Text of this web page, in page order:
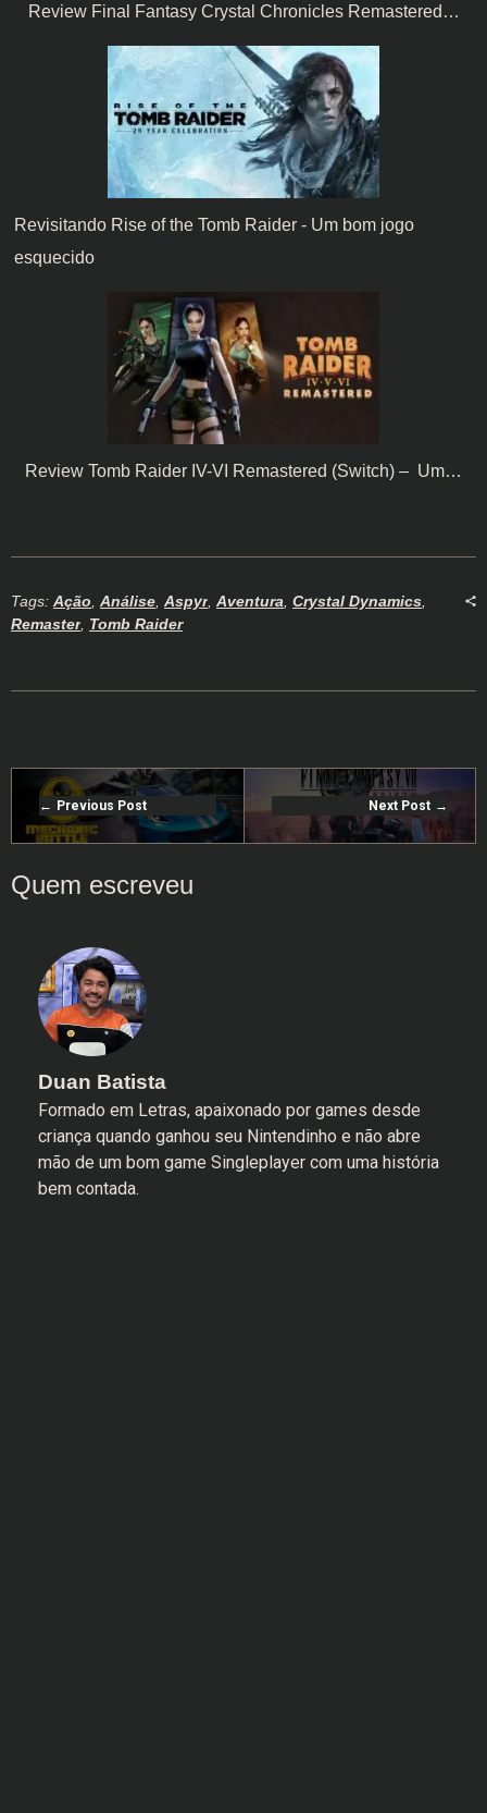
Review Final Fantasy Crystal Chronicles Remastered…
Revisitando Rise of the Tomb Raider - Um bom jogo
esquecido
Review Tomb Raider IV-VI Remastered (Switch) – Um…
Tags: Ação Análise Aspyr Aventura Crystal Dynamics
Remaster Tomb Raider
Previous Post Next Post
Duan Batista
Formado em Letras, apaixonado por games desde
criança quando ganhou seu Nintendinho e não abre
mão de um bom game Singleplayer com uma história
bem contada.